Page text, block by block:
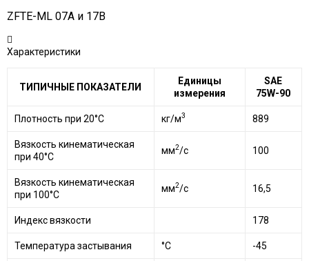
ZFTE-ML 07A и 17B
Характеристики
ТИПИЧНЫЕ ПОКАЗАТЕЛИ
Единицы
измерения
SAE
75W-90
Плотность при 20°C кг/м3 889
Вязкость кинематическая
при 40°C
мм2/с 100
Вязкость кинематическая
при 100°C
мм2/с 16,5
Индекс вязкости 178
Температура застывания °C -45